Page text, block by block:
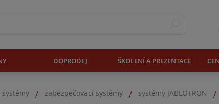
DOPRODEJ ŠKOLENÍ A PREZENTACE
systémy zabezpečovací systémy systémy JABLOTRON